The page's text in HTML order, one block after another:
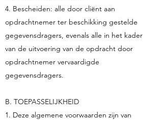
4. Bescheiden: alle door cliënt aan
opdrachtnemer ter beschikking gestelde
gegevensdragers, evenals alle in het kader
van de uitvoering van de opdracht door
opdrachtnemer vervaardigde
gegevensdragers.
B. TOEPASSELIJKHEID
1. Deze algemene voorwaarden zijn van